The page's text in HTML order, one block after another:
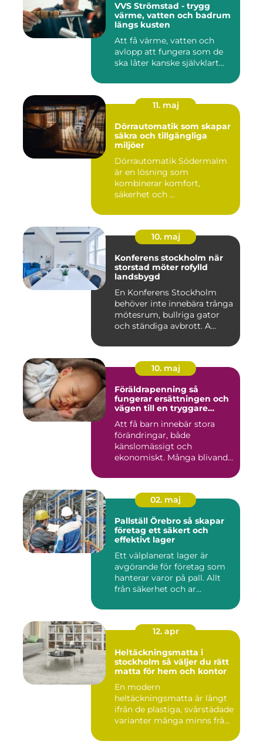
VVS Strömstad - trygg
värme, vatten och badrum
längs kusten
Att få värme, vatten och
avlopp att fungera som de
ska låter kanske självklart...
11. maj
Dörrautomatik som skapar
säkra och tillgängliga
miljöer
Dörrautomatik Södermalm
är en lösning som
kombinerar komfort,
säkerhet och ...
10. maj
Konferens stockholm när
storstad möter rofylld
landsbygd
En Konferens Stockholm
behöver inte innebära trånga
mötesrum, bullriga gator
och ständiga avbrott. A...
10. maj
Föräldrapenning så
fungerar ersättningen och
vägen till en tryggare
Att få barn innebär stora
förändringar, både
känslomässigt och
ekonomiskt. Många blivande
02. maj
Pallställ Örebro så skapar
företag ett säkert och
effektivt lager
Ett välplanerat lager är
avgörande för företag som
hanterar varor på pall. Allt
från säkerhet och ar...
12. apr
Heltäckningsmatta i
stockholm så väljer du rätt
matta för hem och kontor
En modern
heltäckningsmatta är långt
ifrån de plastiga, svårstädade
varianter många minns från